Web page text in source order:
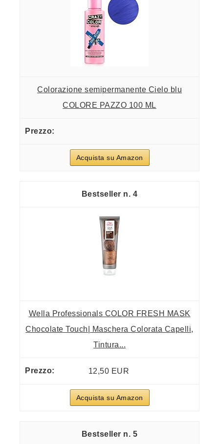
Colorazione semipermanente Cielo blu
COLORE PAZZO 100 ML
Acquista su Amazon
4
Wella Professionals COLOR FRESH MASK
Chocolate Touch| Maschera Colorata Capelli,
Tintura...
12,50 EUR
Acquista su Amazon
5